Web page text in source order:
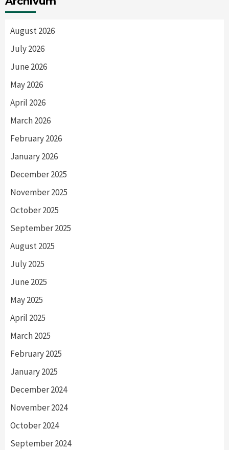
August 2026
July 2026
June 2026
May 2026
April 2026
March 2026
February 2026
January 2026
December 2025
November 2025
October 2025
September 2025
August 2025
July 2025
June 2025
May 2025
April 2025
March 2025
February 2025
January 2025
December 2024
November 2024
October 2024
September 2024